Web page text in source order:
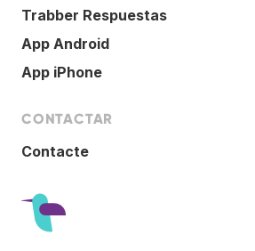
Trabber Respuestas
App Android
App iPhone
CONTACTAR
Contacte